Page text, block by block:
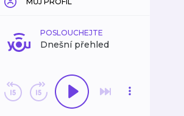
POSLOUCHEJTE
Dnešní přehled